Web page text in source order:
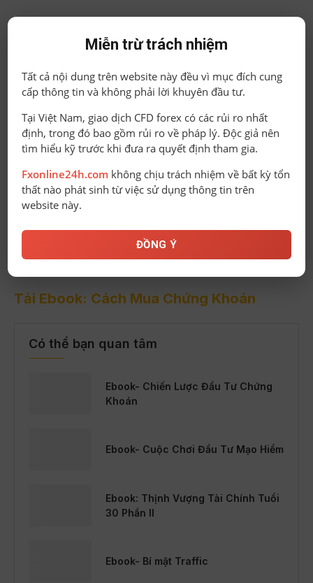
Tải Ebook: Cách Mua Chứng Khoán
Có thể bạn quan tâm
Ebook- Chiến Lược Đầu Tư Chứng
Khoán
Ebook- Cuộc Chơi Đầu Tư Mạo Hiểm
Ebook: Thịnh Vượng Tài Chính Tuổi
30 Phần II
Ebook- Bí mật Traffic
Miễn trừ trách nhiệm
Tất cả nội dung trên website này đều vì mục đích cung
cấp thông tin và không phải lời khuyên đầu tư.
Tại Việt Nam, giao dịch CFD forex có các rủi ro nhất
định, trong đó bao gồm rủi ro về pháp lý. Độc giả nên
tìm hiểu kỹ trước khi đưa ra quyết định tham gia.
Fxonline24h.com không chịu trách nhiệm về bất kỳ tổn
thất nào phát sinh từ việc sử dụng thông tin trên
website này.
ĐỒNG Ý